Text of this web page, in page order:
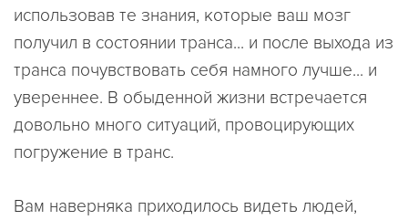
использовав те знания, которые ваш мозг
получил в состоянии транса... и после выхода из
транса почувствовать себя намного лучше... и
увереннее. В обыденной жизни встречается
довольно много ситуаций, провоцирующих
погружение в транс.
Вам наверняка приходилось видеть людей,